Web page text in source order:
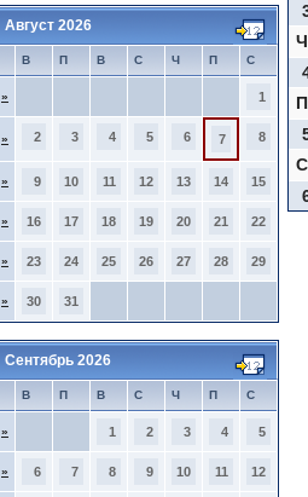
Август 2026
В П В С Ч П С
» 1
» 2 3 4 5 6 7 8
» 9 10 11 12 13 14 15
» 16 17 18 19 20 21 22
» 23 24 25 26 27 28 29
» 30 31
Сентябрь 2026
В П В С Ч П С
» 1 2 3 4 5
» 6 7 8 9 10 11 12